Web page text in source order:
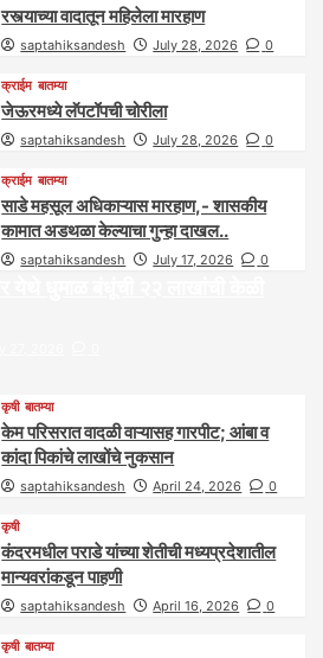
रस्त्याच्या वादातून महिलेला मारहाण
saptahiksandesh July 28, 2026 0
क्राईम बातम्या
जेऊरमध्ये लॅपटॉपची चोरीला
saptahiksandesh July 28, 2026 0
क्राईम बातम्या
साडे महसूल अधिकाऱ्यास मारहाण,- शासकीय
कामात अडथळा केल्याचा गुन्हा दाखल..
saptahiksandesh July 17, 2026 0
कृषी बातम्या
केम परिसरात वादळी वाऱ्यासह गारपीट; आंबा व
कांदा पिकांचे लाखोंचे नुकसान
saptahiksandesh April 24, 2026 0
कृषी
कंदरमधील पराडे यांच्या शेतीची मध्यप्रदेशातील
मान्यवरांकडून पाहणी
saptahiksandesh April 16, 2026 0
कृषी बातम्या